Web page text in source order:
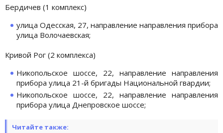
Бердичев (1 комплекс)
улица Одесская, 27, направление направления прибора
улица Волочаевская;
Кривой Рог (2 комплекса)
Никопольское шоссе, 22, направление направления
прибора улица 21-й бригады Национальной гвардии;
Никопольское шоссе, 22, направление направления
прибора улица Днепровское шоссе;
Читайте также: